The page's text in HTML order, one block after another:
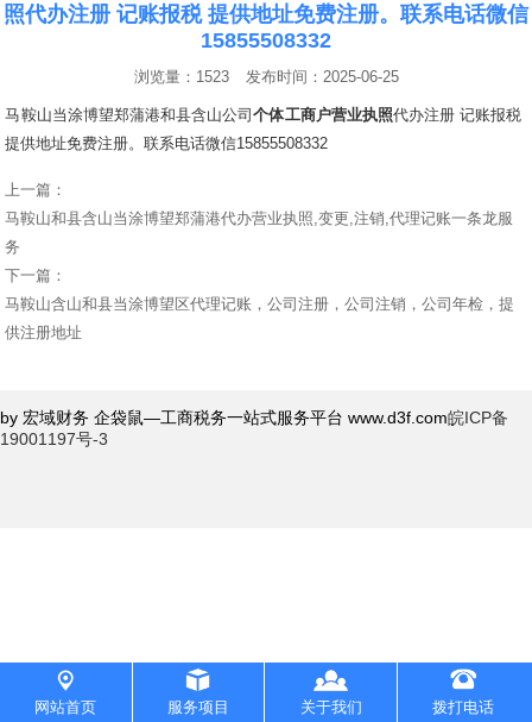
照代办注册 记账报税 提供地址免费注册。联系电话微信
15855508332
浏览量：1523 发布时间：2025-06-25
马鞍山当涂博望郑蒲港和县含山公司个体工商户营业执照代办注册 记账报税
提供地址免费注册。联系电话微信15855508332
上一篇：
马鞍山和县含山当涂博望郑蒲港代办营业执照,变更,注销,代理记账一条龙服
务
下一篇：
马鞍山含山和县当涂博望区代理记账，公司注册，公司注销，公司年检，提
供注册地址
by 宏域财务 企袋鼠—工商税务一站式服务平台 www.d3f.com皖ICP备
19001197号-3
网站首页 服务项目 关于我们 拨打电话